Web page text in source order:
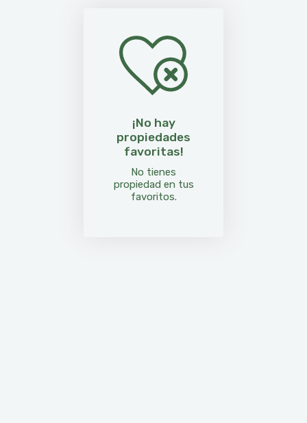
¡No hay
propiedades
favoritas!
No tienes
propiedad en tus
favoritos.